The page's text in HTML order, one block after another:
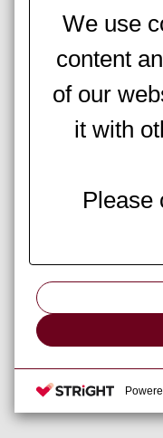
We use
content
of our
it with
Please